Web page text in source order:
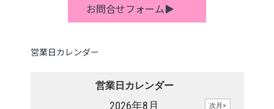
お問合せフォーム▶
営業日カレンダー